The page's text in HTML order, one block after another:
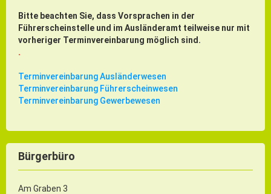
Bitte beachten Sie, dass Vorsprachen in der
Führerscheinstelle und im Ausländeramt teilweise nur mit
vorheriger Terminvereinbarung möglich sind.
.
Terminvereinbarung Ausländerwesen
Terminvereinbarung Führerscheinwesen
Terminvereinbarung Gewerbewesen
Bürgerbüro
Am Graben 3